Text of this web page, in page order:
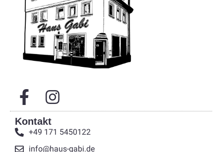
Kontakt
+49 171 5450122
info@haus-gabi.de